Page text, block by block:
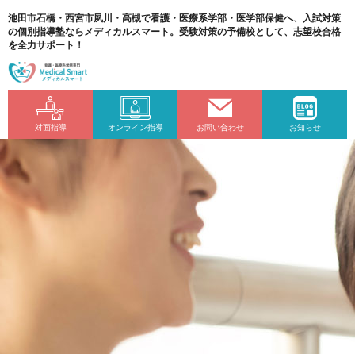
池田市石橋・西宮市夙川・高槻で看護・医療系学部・医学部保健へ、入試対策
の個別指導塾ならメディカルスマート。受験対策の予備校として、志望校合格
を全力サポート！
対面指導 オンライン指導 お問い合わせ お知らせ